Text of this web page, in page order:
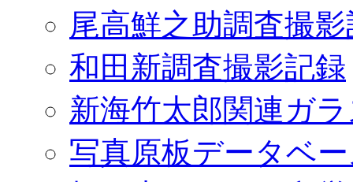
尾高鮮之助調査撮
和田新調査撮影記録
新海竹太郎関連ガ
写真原板データベ